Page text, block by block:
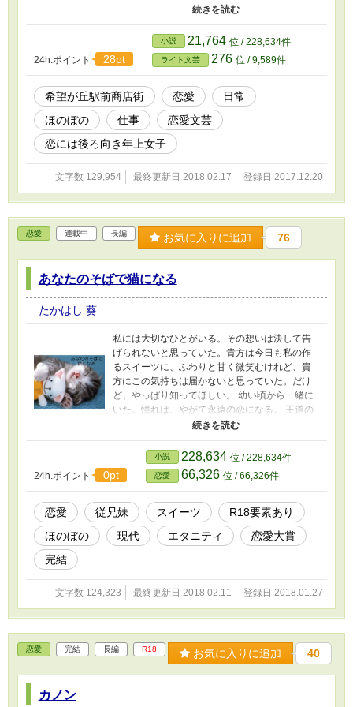
外視でオープンした「雑貨Blue Mallow」。 そ
アクセサリーのコーナーが……。 とある事情で
お引越ししてきたこの場所で、彼女に新しい出
会いが訪れる、そんなお話。 ※このお話は、鏡
野 ゆうさまの【政治家の嫁は秘書様】に登場
する商店街から生まれた個性豊かな商店街のお
話です。ゆうさま始め、素敵な作家さま達とコ
ラボさせて頂きつつ、皆さまの了承を得てこの
お話は進んでいきます。 ※また、このお話は小
説家になろうでも公開しています。
24h.ポイント 28pt
小説 21,764 位 / 228,634件
ライト文芸 276 位 / 9,589件
希望が丘駅前商店街 恋愛
日常
ほのぼの
仕事
恋愛文芸
恋には後ろ向き年上女子
文字数 129,954 最終更新日 2018.02.17 登録日 2017.12.20
恋愛 連載中 長編 お気に入りに追加 76
あなたのそばで猫になる
たかはし 葵
私には大切なひとがいる。その想いは決して告
げられないと思っていた。貴方は今日も私の作
るスイーツに、ふわりと甘く微笑むけれど、貴
方にこの気持ちは届かないと思っていた。だけ
ど、やっぱり知ってほしい。 幼い頃から一緒に
いた。憧れは、やがて永遠の恋になる。 王道の
（？）従兄恋愛です。 ※第17話のみ、同性愛者
は、回れ右でお願いします。 ※このお話は小説
投稿サイト「ムーンライト」でも公開していま
すが、こちらでは改稿版を掲載していきます。
ただし大筋での変更はありません。
24h.ポイント 0pt
小説 228,634 位 / 228,634件
恋愛 66,326 位 / 66,326件
恋愛 従兄妹 スイーツ
R18要素あり
ほのぼの
現代 エタニティ
恋愛大賞
完結
文字数 124,323 最終更新日 2018.02.11 登録日 2018.01.27
恋愛 完結 長編 R18 お気に入りに追加 40
カノン